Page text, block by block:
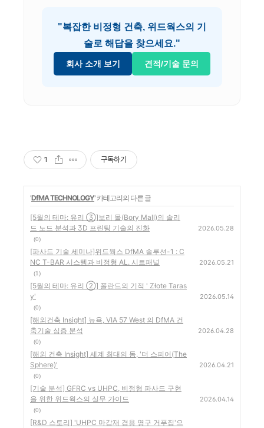
"복잡한 비정형 건축, 위드웍스의 기
술로 해답을 찾으세요."
회사 소개 보기 견적/기술 문의
1 구독하기
'DfMA TECHNOLOGY' 카테고리의 다른 글
[5월의 테마: 유리 ③]보리 몰(Bory Mall)의 솔리
드 노드 분석과 3D 프린팅 기술의 진화
(0)
2026.05.28
[파사드 기술 세미나]위드웍스 DfMA 솔루션-1 : C
NC T-BAR 시스템과 비정형 AL. 시트패널
(1)
2026.05.21
[5월의 테마: 유리 ②] 폴란드의 기적 ' Złote Taras
y'
(0)
2026.05.14
[해외건축 Insight] 뉴욕, VIA 57 West 의 DfMA 건
축기술 심층 분석
(0)
2026.04.28
[해외 건축 Insight] 세계 최대의 돔, '더 스피어(The
Sphere)'
(0)
2026.04.21
[기술 분석] GFRC vs UHPC, 비정형 파사드 구현
을 위한 위드웍스의 실무 가이드
(0)
2026.04.14
[R&D 스토리] 'UHPC 마감재 겸용 영구 거푸집'으